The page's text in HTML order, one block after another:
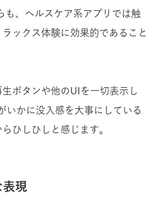
も、ヘルスケア系アプリでは触
ックス体験に効果的であること
ボタンや他のUIを一切表示し
いかに没入感を大事にしている
ひしひしと感じます。
現